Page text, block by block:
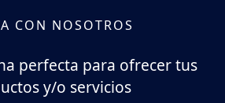
CON NOSOTROS
perfecta para ofrecer tus
y/o servicios